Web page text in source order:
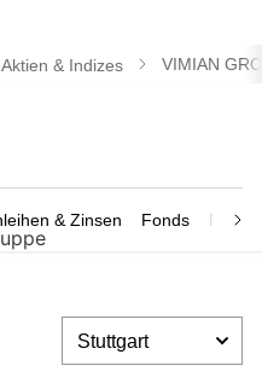
Aktien & Indizes VIMIAN
& Zinsen Fonds